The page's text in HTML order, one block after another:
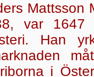
Mattsson
var 1647
Han
i